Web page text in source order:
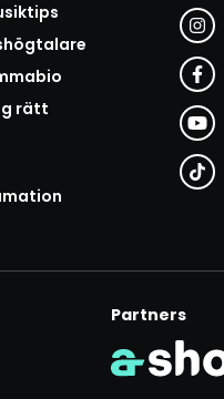
rätt
Partners